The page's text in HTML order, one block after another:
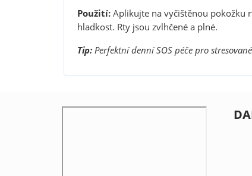
Použití:Aplikujte na vyčištěnou pokožku
hladkost. Rty jsou zvlhčené a plné.
Tip:Perfektní denní SOS péče pro